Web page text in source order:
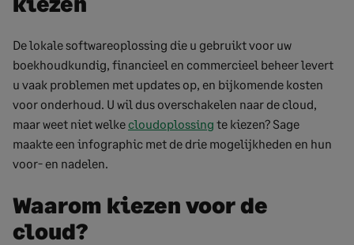
De lokale softwareoplossing die u gebruikt voor uw
boekhoudkundig, financieel en commercieel beheer levert
u vaak problemen met updates op, en bijkomende kosten
voor onderhoud. U wil dus overschakelen naar de cloud,
maar weet niet welke cloudoplossing te kiezen? Sage
maakte een infographic met de drie mogelijkheden en hun
voor- en nadelen.
Waarom kiezen voor de
cloud?